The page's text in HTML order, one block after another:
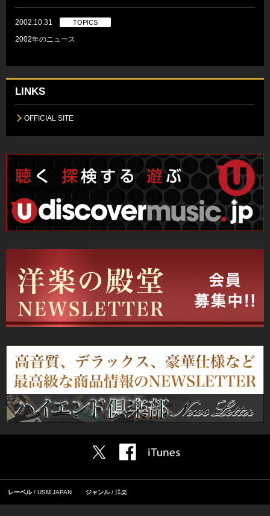
2002.10.31 TOPICS
2002年のニュース
LINKS
OFFICIAL SITE
レーベル USM JAPAN ジャンル 洋楽